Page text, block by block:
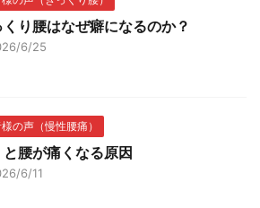
くり腰はなぜ癖になるのか？
6/25
の声（慢性腰痛）
腰が痛くなる原因
6/11